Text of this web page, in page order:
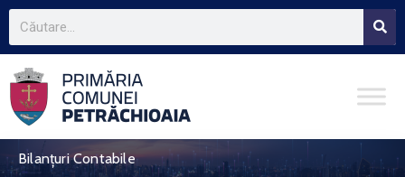
Bilanțuri Contabile